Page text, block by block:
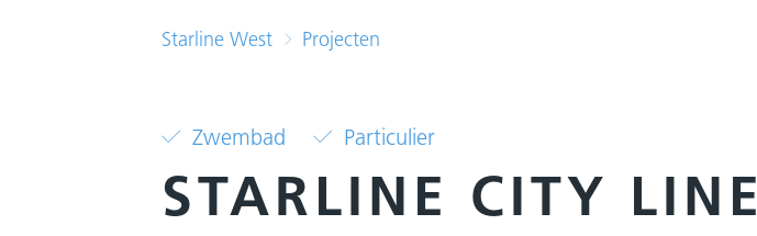
Starline West Projecten
Zwembad Particulier
STARLINE CITY LINE